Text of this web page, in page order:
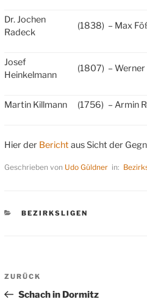
Dr. Jochen
Radeck
(1838) – Max
Josef
Heinkelmann
(1807) –
Martin Killmann (1756) – Armin
Hier der Bericht aus Sicht der
Geschrieben von Udo Güldner in:
KATEGORIEN
BEZIRKSLIGEN
Beitragsnavigation
Vorheriger
Beitrag
ZURÜCK
Schach in Dormitz